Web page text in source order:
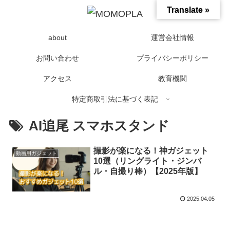
about 運営会社情報
お問い合わせ プライバシーポリシー
アクセス 教育機関
特定商取引法に基づく表記
AI追尾 スマホスタンド
動画用ガジェット
撮影が楽になる！神ガジェット
10選（リングライト・ジンバ
ル・自撮り棒）【2025年版】
2025.04.05
Translate »